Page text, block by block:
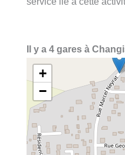
Il y a 4 gares à
+
−